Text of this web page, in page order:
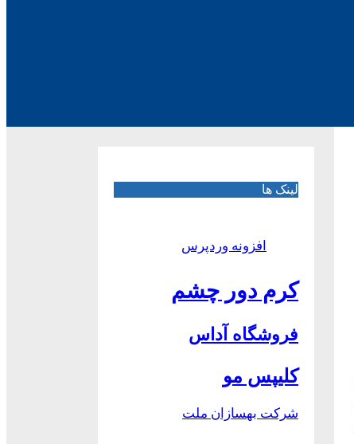
لینک ها
افزونه وردپرس
کرم دور چشم
فروشگاه آداس
کلیپس مو
شرکت بهسازان ملت